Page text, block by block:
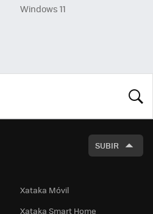
Windows 11
SUBIR
Xataka Móvil
Xataka Smart Home